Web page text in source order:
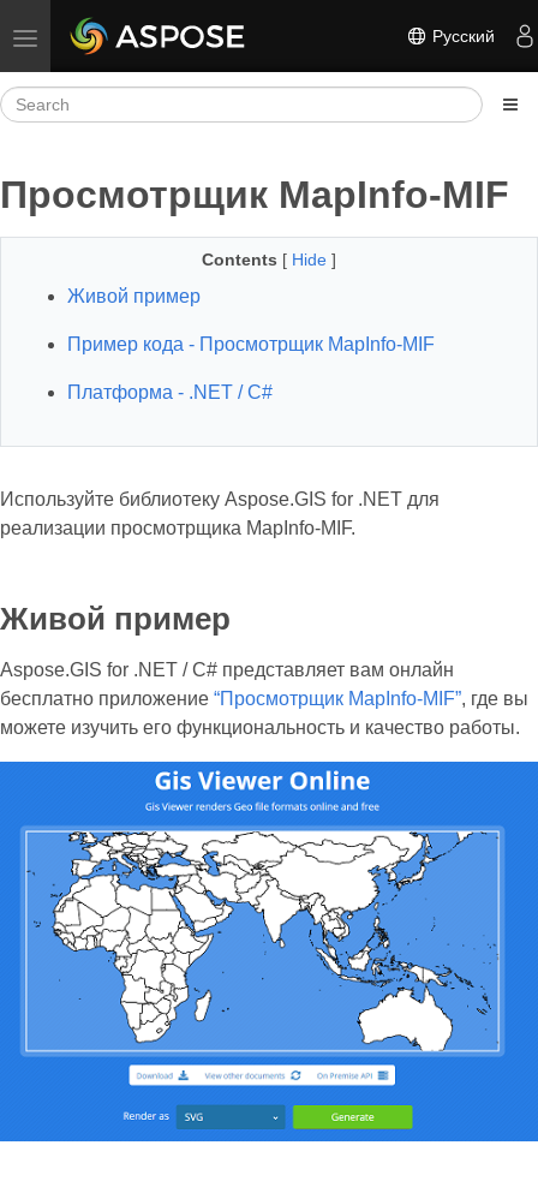
Toggle navigation Русский
Просмотрщик MapInfo-MIF
Contents [ Hide ]
Живой пример
Пример кода - Просмотрщик MapInfo-MIF
Платформа - .NET / C#
Используйте библиотеку Aspose.GIS for .NET для
реализации просмотрщика MapInfo-MIF.
Живой пример
Aspose.GIS for .NET / C# представляет вам онлайн
бесплатно приложение “Просмотрщик MapInfo-MIF”, где вы
можете изучить его функциональность и качество работы.